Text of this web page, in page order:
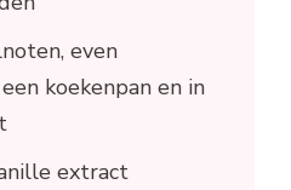
even
koekenpan en in
extract